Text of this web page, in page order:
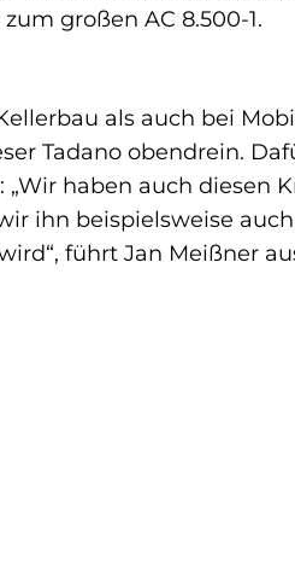
großen AC 8.500-1.
als auch bei
Tadano obendrein.
haben auch diesen
ihn beispielsweise
führt Jan Meißner